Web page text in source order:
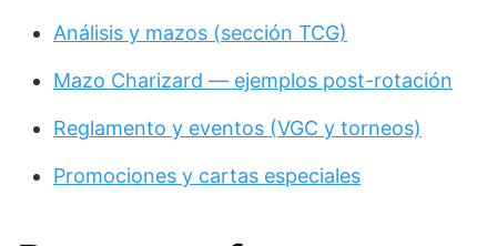
Análisis y mazos (sección TCG)
Mazo Charizard — ejemplos post-rotación
Reglamento y eventos (VGC y torneos)
Promociones y cartas especiales